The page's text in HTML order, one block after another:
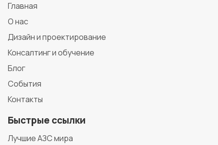
Главная
О нас
Дизайн и проектирование
Консалтинг и обучение
Блог
События
Контакты
Быстрые ссылки
Лучшие АЗС мира